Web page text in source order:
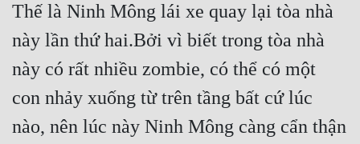
Góc Nhìn Nam
Góc Nhìn Nữ
Huyền Huyễn
Thế là Ninh Mông lái xe quay lại tòa nhà
này lần thứ hai.Bởi vì biết trong tòa nhà
này có rất nhiều zombie, có thể có một
con nhảy xuống từ trên tầng bất cứ lúc
nào, nên lúc này Ninh Mông càng cẩn thận